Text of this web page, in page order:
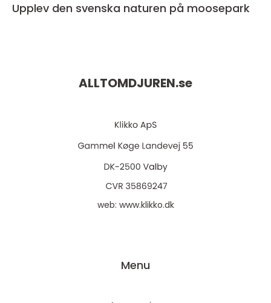
Upplev den svenska naturen på moosepark
ALLTOMDJUREN.se
web: www.klikko.dk
Menu